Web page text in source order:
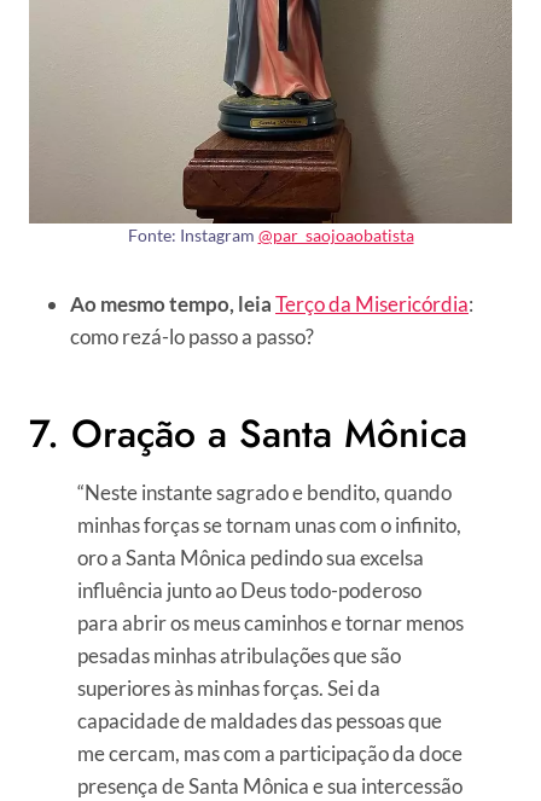
Fonte: Instagram @par_saojoaobatista
Ao mesmo tempo, leiaTerço da Misericórdia:
como rezá-lo passo a passo?
7. Oração a Santa Mônica
“Neste instante sagrado e bendito, quando
minhas forças se tornam unas com o infinito,
oro a Santa Mônica pedindo sua excelsa
influência junto ao Deus todo-poderoso
para abrir os meus caminhos e tornar menos
pesadas minhas atribulações que são
superiores às minhas forças. Sei da
capacidade de maldades das pessoas que
me cercam, mas com a participação da doce
presença de Santa Mônica e sua intercessão